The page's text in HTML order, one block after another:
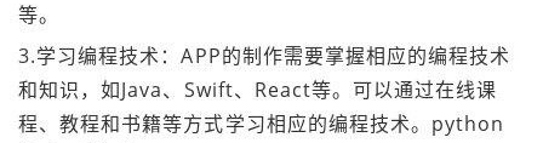
等。
3.学习编程技术：APP的制作需要掌握相应的编程技术
和知识，如Java、Swift、React等。可以通过在线课
程、教程和书籍等方式学习相应的编程技术。python